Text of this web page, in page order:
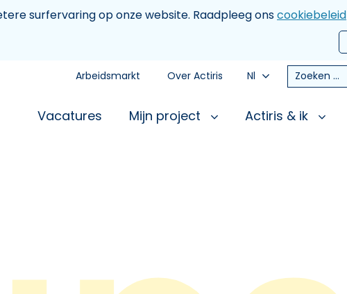
surfervaring op onze website. Raadpleeg onscookiebeleid
Arbeidsmarkt Over Actiris Nl Zoeken
Vacatures Mijn project Actiris & ik